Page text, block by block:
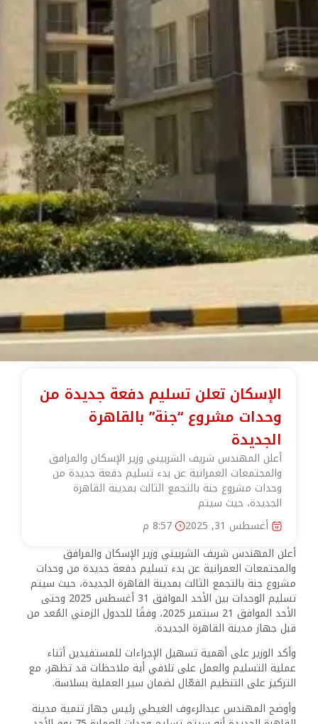
الإسكان تعلن تسليم دفعة جديدة من
وحدات مشروع “جنة” بالقاهرة
الجديدة
أعلن المهندس شريف الشربيني وزير الإسكان والمرافق
والمجتمعات العمرانية عن بدء تسليم دفعة جديدة من
وحدات مشروع جنة بالتجمع الثالث بمدينة القاهرة
الجديدة، حيث سيتم
أغسطس 31, 2025
8:57 م
أعلن المهندس شريف الشربيني وزير الإسكان والمرافق
والمجتمعات العمرانية عن بدء تسليم دفعة جديدة من وحدات
مشروع جنة بالتجمع الثالث بمدينة القاهرة الجديدة، حيث سيتم
تسليم الوحدات بين الأحد الموافق 31 أغسطس 2025 وحتى
الأحد الموافق 21 سبتمبر 2025، وفقًا للجدول الزمني المُعد من
قبل جهاز مدينة القاهرة الجديدة.
وأكد الوزير على أهمية تسهيل الإجراءات للمستفيدين أثناء
عملية التسليم والعمل على تلافي أية ملاحظات قد تظهر، مع
التركيز على التنظيم الفعّال لضمان سير العملية بسلاسة.
وأوضح المهندس عبدالرءوف الغيطي رئيس جهاز تنمية مدينة